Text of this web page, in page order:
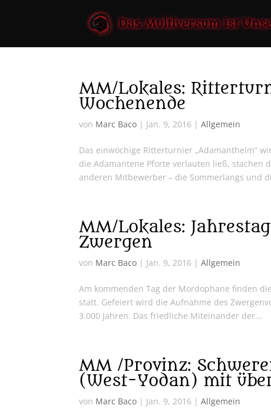
MM/Lokales:
Wochenende
von Marc Baco | Jan. 9, 2016 |Allgemein
Das einwöchige Ritterturnier „Adamanthelm“
die Adamantene Pforte verlauten ließ, stachen
anderen Mitbewerber – die Sommerlangs und
MM/Lokales:
Zwergen
von Marc Baco | Jan. 9, 2016 |Allgemein
Am kommenden Tag der Mordophane finden
statt. Gefeiert wird die Aufnahme des
3.000 Jahren. Das friedliche Miteinander der...
MM /Provinz:
(West-Yodan) mit
von Marc Baco | Jan. 9, 2016 |Allgemein